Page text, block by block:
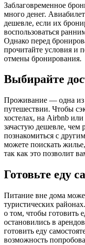
Заблаговременное
много денег.
дешевле, если их
воспользоваться
Однако перед
прочитайте условия и
отмены бронирования.
Выбирайте
Проживание — одна из
путешествии. Чтобы
хостелах, на Airbnb
зачастую дешевле, чем
познакомиться с
можете поискать
так как это позволит
Готовьте еду
Питание вне дома
туристических
о том, чтобы готовить
остановились в
готовить еду
возможность